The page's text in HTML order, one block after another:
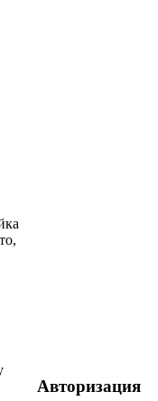
Авторизация